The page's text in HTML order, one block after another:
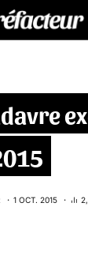
1 OCT. 2015